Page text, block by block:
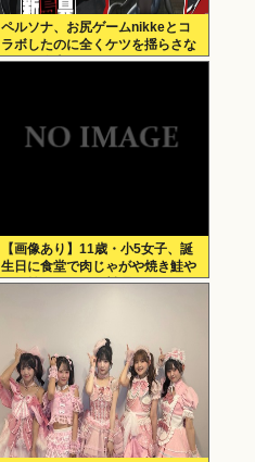
ペルソナ、お尻ゲームnikkeとコ
ラボしたのに全くケツを揺らさな
いため炎上
【画像あり】11歳・小5女子、誕
生日に食堂で肉じゃがや焼き鮭や
玉子焼きなど一品料理をオジサン